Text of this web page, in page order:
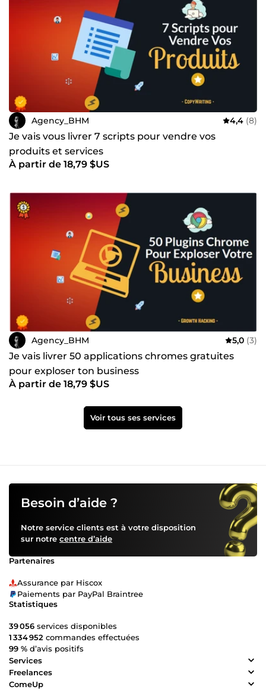
Agency_BHM 4,4 (8)
Je vais vous livrer 7 scripts pour vendre vos
produits et services
À partir de 18,79 $US
Agency_BHM 5,0 (3)
Je vais livrer 50 applications chromes gratuites
pour exploser ton business
À partir de 18,79 $US
Voir tous ses services
Besoin d’aide ?
Notre service clients est à votre disposition
sur notre centre d’aide
Partenaires
Assurance par Hiscox
Paiements par PayPal Braintree
Statistiques
39 056 services disponibles
1 334 952 commandes effectuées
99 % d’avis positifs
Services
Freelances
ComeUp